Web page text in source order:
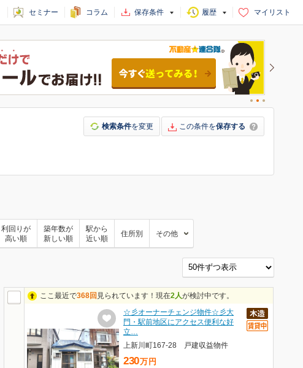
セミナー コラム 保存条件 履歴 マイリスト
検索条件を変更 この条件を保存する
利回りが
高い順
築年数が
新しい順
駅から
近い順
住所別 その他
ここ最近で368回 見られています！現在2人が検討中です。
☆彡オーナーチェンジ物件☆彡大
門・駅前地区にアクセス便利な好
立…
上新川町167-28 戸建収益物件
230万 円